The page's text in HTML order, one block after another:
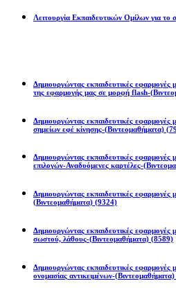
Λειτουργία Εκπαιδευτικών Ομίλων για
Δημιουργώντας εκπαιδευτικές
της εφαρμογής μας σε μορφή flash-
Δημιουργώντας εκπαιδευτικές
σημείων εφέ κίνησης-(Βιντεομαθήματα)
Δημιουργώντας εκπαιδευτικές
επιλογών-Αναδυόμενες καρτέλες-
Δημιουργώντας εκπαιδευτικές
(Βιντεομαθήματα) (9324)
Δημιουργώντας εκπαιδευτικές
σωστού, λάθους-(Βιντεομαθήματα) (8589)
Δημιουργώντας εκπαιδευτικές
ονομασίας αντικειμένων-(Βιντεομαθήματα)